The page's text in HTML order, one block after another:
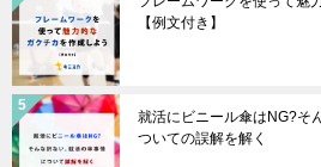
【例文付き】
就活にビニール傘はNG?そ
ついての誤解を解く